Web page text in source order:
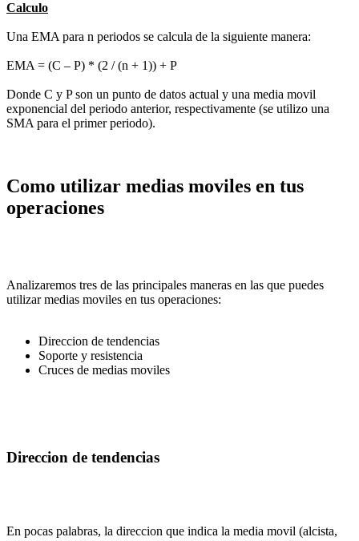
Calculo
Una EMA para n periodos se calcula de la siguiente manera:
EMA = (C – P) * (2 / (n + 1)) + P
Donde C y P son un punto de datos actual y una media movil
exponencial del periodo anterior, respectivamente (se utilizo una
SMA para el primer periodo).
Como utilizar medias moviles en tus
operaciones
Analizaremos tres de las principales maneras en las que puedes
utilizar medias moviles en tus operaciones:
Direccion de tendencias
Soporte y resistencia
Cruces de medias moviles
Direccion de tendencias
En pocas palabras, la direccion que indica la media movil (alcista,